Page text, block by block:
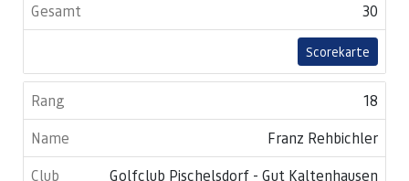
30
Scorekarte
18
Franz Rehbichler
Golfclub Pischelsdorf - Gut Kaltenhausen